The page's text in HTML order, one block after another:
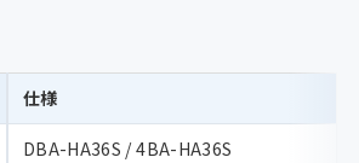
仕様
DBA-HA36S / 4BA-HA36S